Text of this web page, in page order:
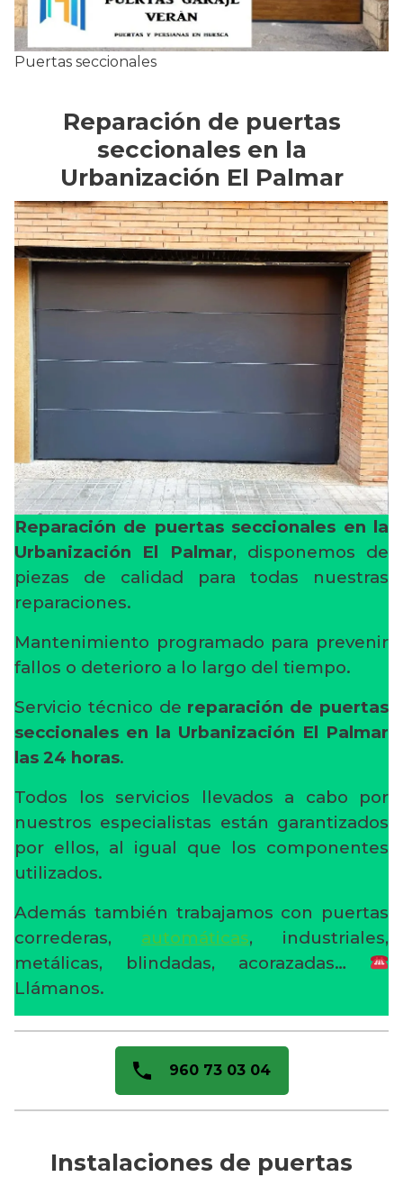
Puertas seccionales
Reparación de puertas
seccionales en la
Urbanización El Palmar
Reparación de puertas seccionales en la
Urbanización El Palmar, disponemos de
piezas de calidad para todas nuestras
reparaciones.
Mantenimiento programado para prevenir
fallos o deterioro a lo largo del tiempo.
Servicio técnico de reparación de puertas
seccionales en la Urbanización El Palmar
las 24 horas.
Todos los servicios llevados a cabo por
nuestros especialistas están garantizados
por ellos, al igual que los componentes
utilizados.
Además también trabajamos con puertas
correderas, automáticas, industriales,
metálicas, blindadas, acorazadas…
Llámanos.
960 73 03 04
Instalaciones de puertas